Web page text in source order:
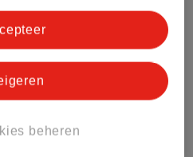
beheren